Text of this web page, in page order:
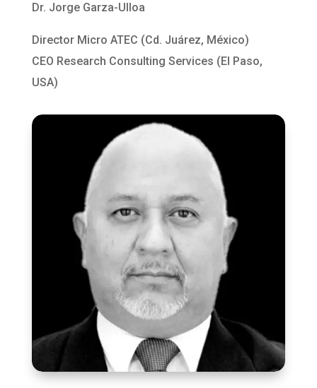
Dr. Jorge Garza-Ulloa
Director Micro ATEC (Cd. Juárez, México)
CEO Research Consulting Services (El Paso,
USA)